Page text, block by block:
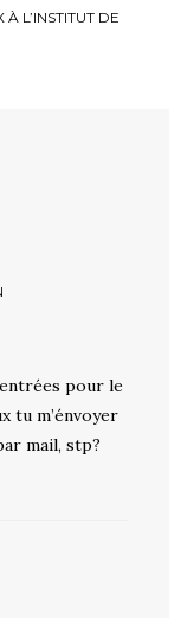
L’INSTITUT DE
pour le
tu m’énvoyer
mail, stp?